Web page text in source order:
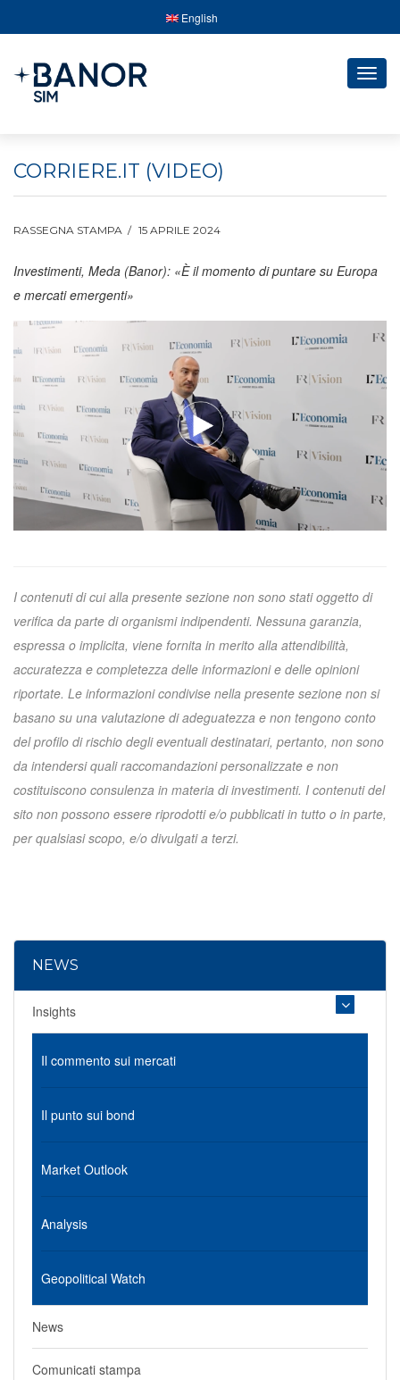
English
CORRIERE.IT (VIDEO)
RASSEGNA STAMPA 15 APRILE 2024
Investimenti, Meda (Banor): «È il momento di puntare su Europa
e mercati emergenti»
I contenuti di cui alla presente sezione non sono stati oggetto di
verifica da parte di organismi indipendenti. Nessuna garanzia,
espressa o implicita, viene fornita in merito alla attendibilità,
accuratezza e completezza delle informazioni e delle opinioni
riportate. Le informazioni condivise nella presente sezione non si
basano su una valutazione di adeguatezza e non tengono conto
del profilo di rischio degli eventuali destinatari, pertanto, non sono
da intendersi quali raccomandazioni personalizzate e non
costituiscono consulenza in materia di investimenti. I contenuti del
sito non possono essere riprodotti e/o pubblicati in tutto o in parte,
per qualsiasi scopo, e/o divulgati a terzi.
NEWS
Insights
Il commento sui mercati
Il punto sui bond
Market Outlook
Analysis
Geopolitical Watch
News
Comunicati stampa